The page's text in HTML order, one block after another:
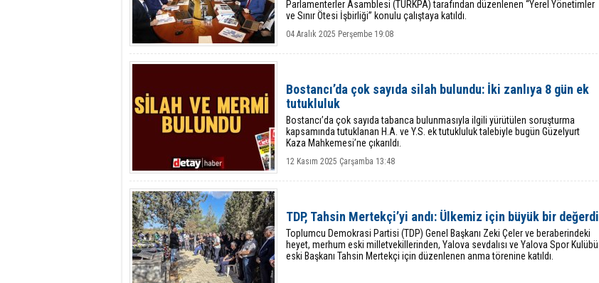
Parlamenterler Asamblesi (TÜRKPA) tarafından düzenlenen “Yerel Yönetimler
ve Sınır Ötesi İşbirliği” konulu çalıştaya katıldı.
04 Aralık 2025 Perşembe 19:08
Bostancı’da çok sayıda silah bulundu: İki zanlıya 8 gün ek
tutukluluk
Bostancı’da çok sayıda tabanca bulunmasıyla ilgili yürütülen soruşturma
kapsamında tutuklanan H.A. ve Y.S. ek tutukluluk talebiyle bugün Güzelyurt
Kaza Mahkemesi’ne çıkarıldı.
12 Kasım 2025 Çarşamba 13:48
TDP, Tahsin Mertekçi’yi andı: Ülkemiz için büyük bir değerdi
Toplumcu Demokrasi Partisi (TDP) Genel Başkanı Zeki Çeler ve beraberindeki
heyet, merhum eski milletvekillerinden, Yalova sevdalısı ve Yalova Spor Kulübü
eski Başkanı Tahsin Mertekçi için düzenlenen anma törenine katıldı.